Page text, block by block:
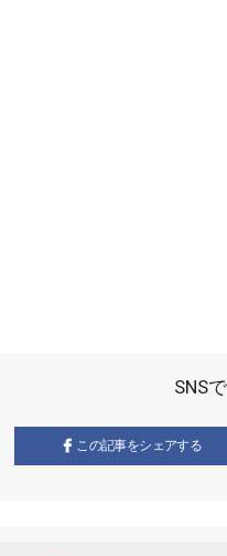
SNS
この記事をシェアする